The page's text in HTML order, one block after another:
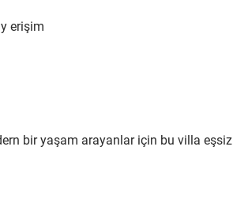
erişim
bir yaşam arayanlar için bu villa eşsiz